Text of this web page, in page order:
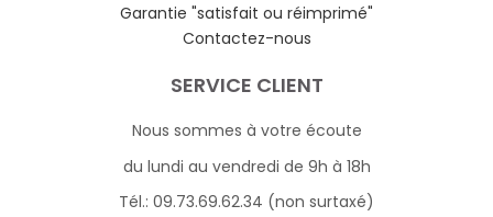
Garantie "satisfait ou réimprimé"
Contactez-nous
SERVICE CLIENT
Nous sommes à votre écoute
du lundi au vendredi de 9h à 18h
Tél.: 09.73.69.62.34 (non surtaxé)